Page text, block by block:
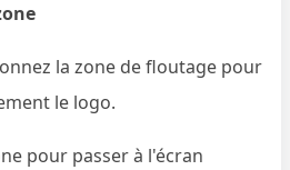
la zone de floutage pour
le logo.
pour passer à l'écran